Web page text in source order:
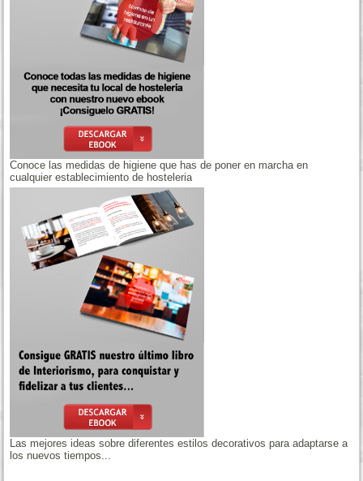
Conoce las medidas de higiene que has de poner en marcha en
cualquier establecimiento de hosteleria
Las mejores ideas sobre diferentes estilos decorativos para adaptarse a
los nuevos tiempos...